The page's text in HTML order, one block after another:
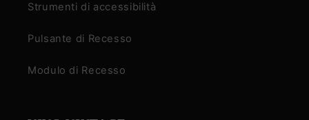
Strumenti di accessibilità
Pulsante di Recesso
Modulo di Recesso